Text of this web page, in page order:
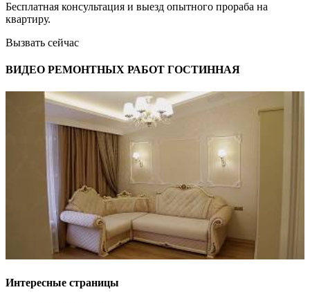
Бесплатная консультация и выезд опытного прораба на
квартиру.
Вызвать сейчас
ВИДЕО РЕМОНТНЫХ РАБОТ ГОСТИННАЯ
Интересные страницы